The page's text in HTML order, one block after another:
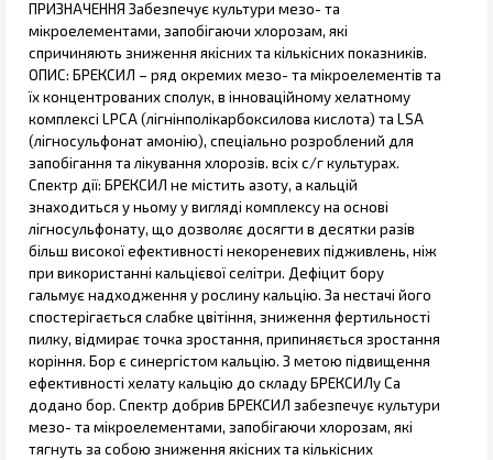
ПРИЗНАЧЕННЯ Забезпечує культури мезо- та
мікроелементами, запобігаючи хлорозам, які
спричиняють зниження якісних та кількісних показників.
ОПИС: БРЕКСИЛ – ряд окремих мезо- та мікроелементів та
їх концентрованих сполук, в інноваційному хелатному
комплексі LPCA (лігнінполікарбоксилова кислота) та LSA
(лігносульфонат амонію), спеціально розроблений для
запобігання та лікування хлорозів. всіх с/г культурах.
Спектр дії: БРЕКСИЛ не містить азоту, а кальцій
знаходиться у ньому у вигляді комплексу на основі
лігносульфонату, що дозволяє досягти в десятки разів
більш високої ефективності некореневих підживлень, ніж
при використанні кальцієвої селітри. Дефіцит бору
гальмує надходження у рослину кальцію. За нестачі його
спостерігається слабке цвітіння, зниження фертильності
пилку, відмирає точка зростання, припиняється зростання
коріння. Бор є синергістом кальцію. З метою підвищення
ефективності хелату кальцію до складу БРЕКСИЛу Са
додано бор. Спектр добрив БРЕКСИЛ забезпечує культури
мезо- та мікроелементами, запобігаючи хлорозам, які
тягнуть за собою зниження якісних та кількісних